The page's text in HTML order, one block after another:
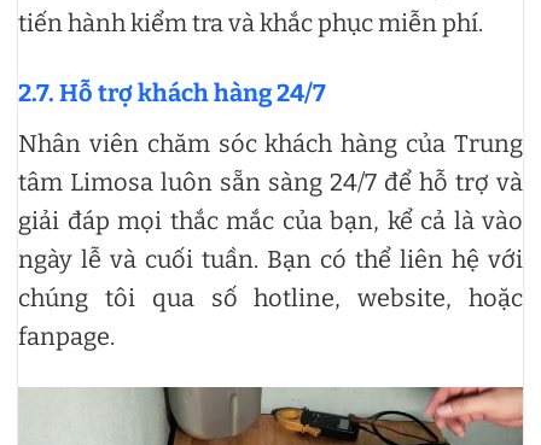
tiến hành kiểm tra và khắc phục miễn phí.
2.7. Hỗ trợ khách hàng 24/7
Nhân viên chăm sóc khách hàng của Trung
tâm Limosa luôn sẵn sàng 24/7 để hỗ trợ và
giải đáp mọi thắc mắc của bạn, kể cả là vào
ngày lễ và cuối tuần. Bạn có thể liên hệ với
chúng tôi qua số hotline, website, hoặc
fanpage.